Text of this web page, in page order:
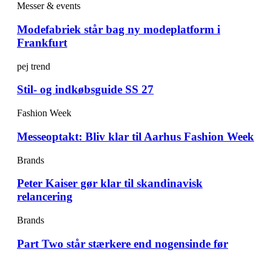
Messer & events
Modefabriek står bag ny modeplatform i
Frankfurt
pej trend
Stil- og indkøbsguide SS 27
Fashion Week
Messeoptakt: Bliv klar til Aarhus Fashion Week
Brands
Peter Kaiser gør klar til skandinavisk
relancering
Brands
Part Two står stærkere end nogensinde før